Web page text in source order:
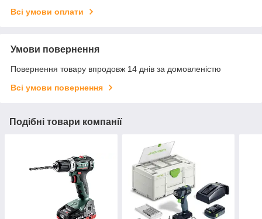
Всі умови оплати
Умови повернення
Повернення товару впродовж 14 днів за домовленістю
Всі умови повернення
Подібні товари компанії